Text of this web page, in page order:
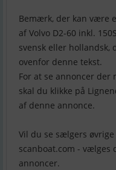
Bemærk, der kan være
af Volvo D2-60 inkl.
svensk eller hollandsk,
ovenfor denne tekst.
For at se annoncer der
skal du klikke på
af denne annonce.
Vil du se sælgers
scanboat.com - vælges
annoncer.